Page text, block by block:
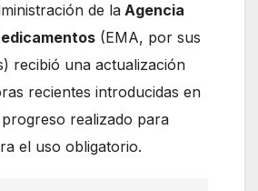
de la Agencia
(EMA, por sus
recibió una actualización
recientes introducidas en
realizado para
el uso obligatorio.